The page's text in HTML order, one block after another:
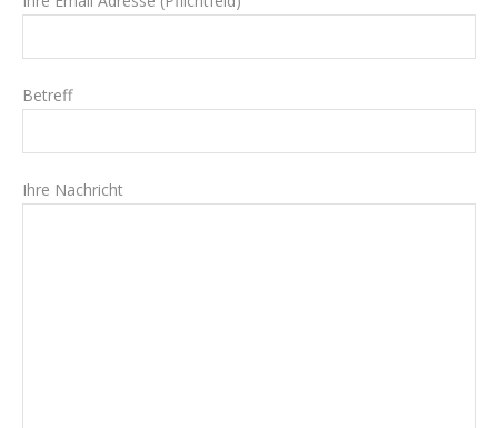
Betreff
Ihre Nachricht